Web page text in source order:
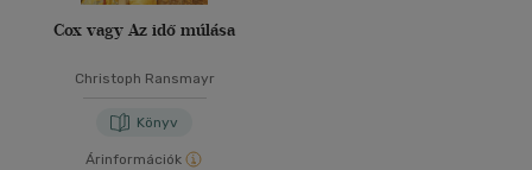
Cox vagy Az idő múlása
Christoph Ransmayr
Könyv
Árinformációk